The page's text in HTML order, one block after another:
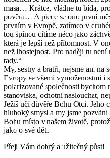
masa… Krátce, vládne tu bída,
pověra… A přece se ono první
prvním v Evropě, zatímco v
tou špínou cítíme něco jako
která je lepší než přítomnost. V
než lhostejnost. Pro naději tu není
tady.“
My, sestry a bratři, nejsme ani na
Evropy se všemi vymoženostmi i
polarizované společnosti bychom
stanoviska, ochotni naslouchat,
Ježíš učí důvěře Bohu Otci. Jeho
hluboký smysl a my jsme pozváni
Bohu místo v našem životě,
jako o své děti.
Přeji Vám dobrý a užitečný půst!